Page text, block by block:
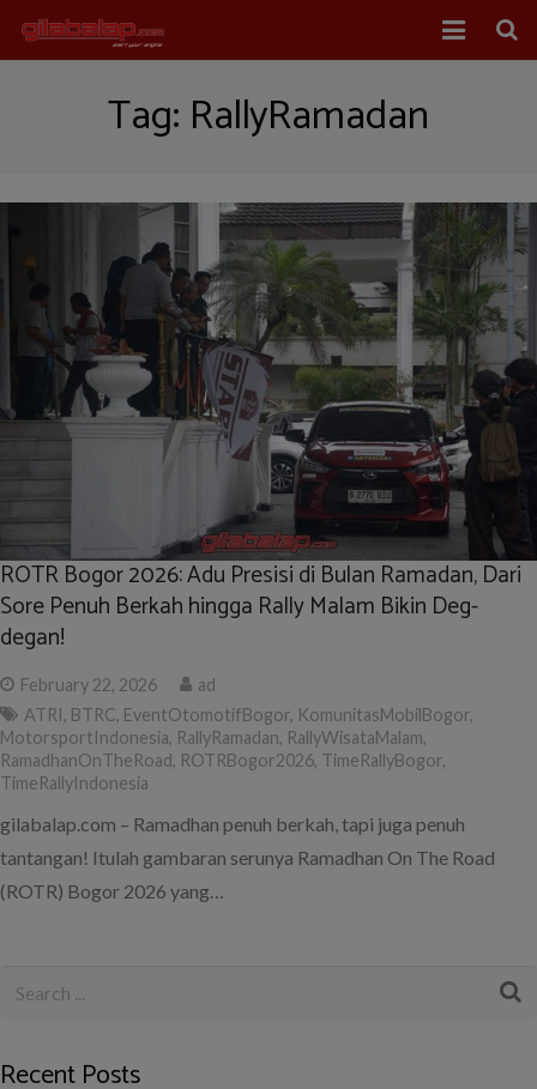
Balap Motor
Tag: RallyRamadan
ROTR Bogor 2026: Adu Presisi di Bulan Ramadan, Dari
Sore Penuh Berkah hingga Rally Malam Bikin Deg-
degan!
February 22, 2026
ad
ATRI, BTRC, EventOtomotifBogor, KomunitasMobilBogor,
MotorsportIndonesia, RallyRamadan, RallyWisataMalam,
RamadhanOnTheRoad, ROTRBogor2026, TimeRallyBogor,
TimeRallyIndonesia
gilabalap.com – Ramadhan penuh berkah, tapi juga penuh
tantangan! Itulah gambaran serunya Ramadhan On The Road
(ROTR) Bogor 2026 yang…
Recent Posts